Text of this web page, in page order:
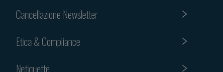
Cancellazione Newsletter
Etica & Compliance
Netiquette